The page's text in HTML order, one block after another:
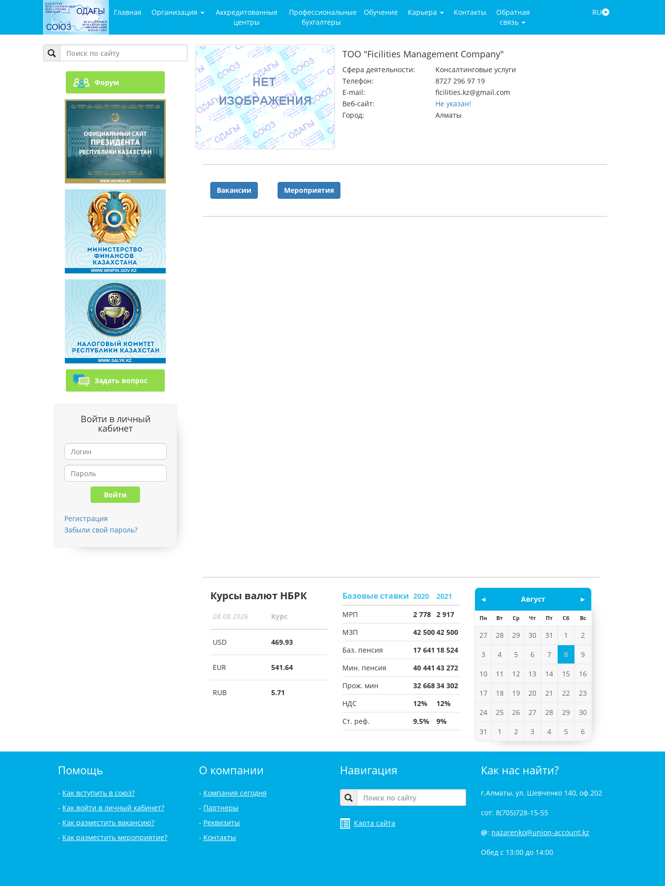
Главная Организация
Аккредитованные
центры
Профессиональные
бухгалтеры
Обучение Карьера Контакты
Обратная
связь
RU
Форум
Задать вопрос
Войти в личный
кабинет
Регистрация
Забыли свой пароль?
ТОО "Ficilities Management Company"
Сфера деятельности:
Консалтинговые услуги
Телефон:
8727 296 97 19
E-mail:
ficilities.kz@gmail.com
Веб-сайт:
Не указан!
Город:
Алматы
Вакансии Мероприятия
Курсы валют НБРК
08.08.2026 Курс
USD 469.93
EUR 541.64
RUB 5.71
Базовые ставки 2020
2021
МРП
2 778 2 917
МЗП
42 50042 500
Баз. пенсия
17 641 18 524
Мин. пенсия
40 441 43 272
Прож. мин
32 66834 302
НДС
12%
12%
Ст. реф.
9,5% 9%
◄ ►
Август
Пн Вт Ср Чт Пт Сб Вс
27 28 29 30 31 1 2
3 4 5 6 7 8 9
10 11 12 13 14 15 16
17 18 19 20 21 22 23
24 25 26 27 28 29 30
31 1 2 3 4 5 6
Помощь
Как вступить в союз?
Как войти в личный кабинет?
Как разместить вакансию?
Как разместить мероприятие?
О компании
Компания сегодня
Партнеры
Реквизиты
Контакты
Навигация
Карта сайта
Как нас найти?
г.Алматы, ул. Шевченко 140, оф.202
сот: 8(705)728-15-55
@: nazarenko@union-account.kz
Обед с 13:00 до 14:00